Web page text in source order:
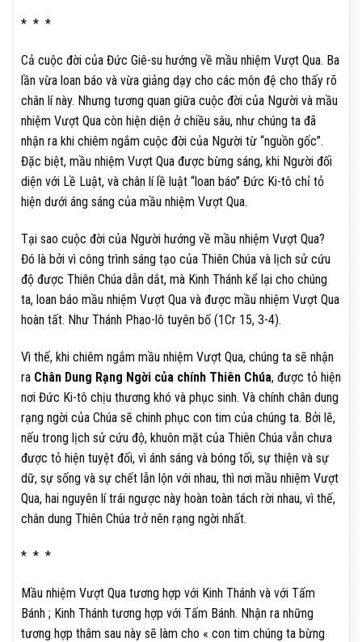
* * *
Cả cuộc đời của Đức Giê-su hướng về mầu nhiệm Vượt Qua. Ba
lần vừa loan báo và vừa giảng dạy cho các môn đệ cho thấy rõ
chân lí này. Nhưng tương quan giữa cuộc đời của Người và mầu
nhiệm Vượt Qua còn hiện diện ở chiều sâu, như chúng ta đã
nhận ra khi chiêm ngắm cuộc đời của Người từ “nguồn gốc”.
Đặc biệt, mầu nhiệm Vượt Qua được bừng sáng, khi Người đối
diện với Lề Luật, và chân lí lề luật “loan báo” Đức Ki-tô chỉ tỏ
hiện dưới áng sáng của mầu nhiệm Vượt Qua.
Tại sao cuộc đời của Người hướng về mầu nhiệm Vượt Qua?
Đó là bởi vì công trình sáng tạo của Thiên Chúa và lịch sử cứu
độ được Thiên Chúa dẫn dắt, mà Kinh Thánh kể lại cho chúng
ta, loan báo mầu nhiệm Vượt Qua và được mầu nhiệm Vượt Qua
hoàn tất. Như Thánh Phao-lô tuyên bố (1Cr 15, 3-4).
Vì thế, khi chiêm ngắm mầu nhiệm Vượt Qua, chúng ta sẽ nhận
ra Chân Dung Rạng Ngời của chính Thiên Chúa, được tỏ hiện
nơi Đức Ki-tô chịu thương khó và phục sinh. Và chính chân dung
rạng ngời của Chúa sẽ chinh phục con tim của chúng ta. Bởi lẽ,
nếu trong lịch sử cứu độ, khuôn mặt của Thiên Chúa vẫn chưa
được tỏ hiện tuyệt đối, vì ánh sáng và bóng tối, sự thiện và sự
dữ, sự sống và sự chết lẫn lộn với nhau, thì nơi mầu nhiệm Vượt
Qua, hai nguyên lí trái ngược này hoàn toàn tách rời nhau, vì thế,
chân dung Thiên Chúa trở nên rạng ngời nhất.
* * *
Mầu nhiệm Vượt Qua tương hợp với Kinh Thánh và với Tấm
Bánh ; Kinh Thánh tương hợp với Tấm Bánh. Nhận ra những
tương hợp thâm sau này sẽ làm cho « con tim chúng ta bừng